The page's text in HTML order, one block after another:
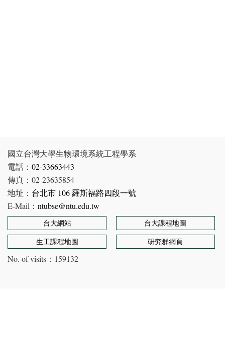
國立台灣大學生物環境系統工程學系
電話： 02-33663443
傳真：02-23635854
地址： 台北市 106 羅斯福路四段一號
E-Mail： ntubse@ntu.edu.tw
台大網站
台大課程地圖
生工課程地圖
研究群網頁
No. of visits： 159132